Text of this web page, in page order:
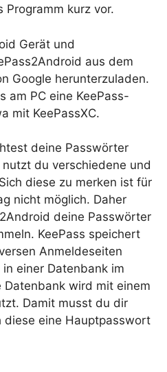
Programm kurz vor.
Gerät und
aus dem
Google herunterzuladen.
am PC eine KeePass-
mit KeePassXC.
deine Passwörter
du verschiedene und
diese zu merken ist für
nicht möglich. Daher
deine Passwörter
KeePass speichert
Anmeldeseiten
einer Datenbank im
Datenbank wird mit einem
Damit musst du dir
diese eine Hauptpasswort